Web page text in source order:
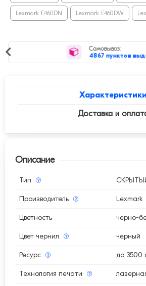
Lexmark E460DN Lexmark E460DW
4,9
Рейтинг
средняя
Характеристики
Доставка и
Описание
Тип
Производитель Lexmark
Цветность черно-
Цвет чернил черный
Ресурс до 3500
Технология печати